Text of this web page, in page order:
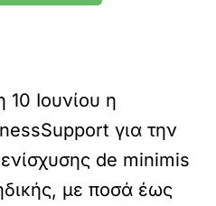
10 Ιουνίου η
για την
de minimis
με ποσά έως